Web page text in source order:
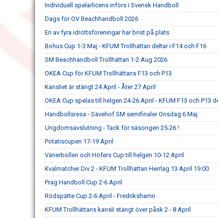
Individuell spelarlicens införs i Svensk Handboll
Dags för OV Beachhandboll 2026
En av fyra idrottsföreningar har brist på plats
Bohus Cup 1-3 Maj - KFUM Trollhättan deltar i F14 och F16
SM Beachhandboll Trollhättan 1-2 Aug 2026
OKEA Cup för KFUM Trollhättans F13 och P13
Kansliet är stängt 24 April - Åter 27 April
OKEA Cup spelas till helgen 24-26 April - KFUM F13 och P13
Handbollsresa - Sävehof SM semifinaler Onsdag 6 Maj
Ungdomsavslutning - Tack för säsongen 25-26 !
Potatiscupen 17-19 April
Vänerbollen och Höfers Cup till helgen 10-12 April
Kvalmatcher Div 2 - KFUM Trollhättan Herrlag 13 April 19.00
Prag Handboll Cup 2-6 April
Rödspätte Cup 2-6 April - Fredrikshamn
KFUM Trollhättans kansli stängt över påsk 2 - 8 April